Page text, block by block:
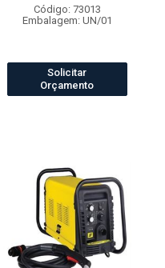
Código: 73013
Embalagem: UN/01
Solicitar
Orçamento